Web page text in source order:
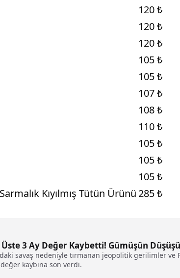
120 ₺
120 ₺
120 ₺
105 ₺
105 ₺
107 ₺
108 ₺
110 ₺
105 ₺
105 ₺
105 ₺
Kıyılmış Tütün Ürünü 285 ₺
Üste 3 Ay Değer Kaybetti! Gümüşün
savaş nedeniyle tırmanan jeopolitik gerilimler
kaybına son verdi.